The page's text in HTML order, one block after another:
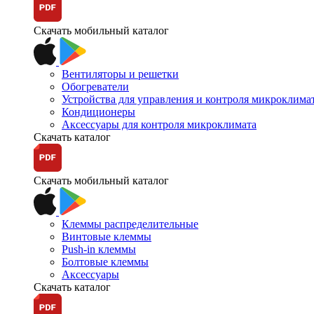
Скачать мобильный каталог
Вентиляторы и решетки
Обогреватели
Устройства для управления и контроля
Кондиционеры
Аксессуары для контроля микроклимата
Скачать каталог
Скачать мобильный каталог
Клеммы распределительные
Винтовые клеммы
Push-in клеммы
Болтовые клеммы
Аксессуары
Скачать каталог